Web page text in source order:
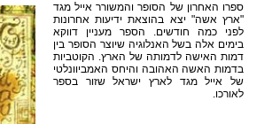
ספרו האחרון של הסופר והמשורר אייל מגד
"ארץ אשה" יצא בהוצאת ידיעות אחרונות
לפני כמה חודשים. הספר מעניין דווקא
בימים אלה בשל האנלוגיה שיוצר הסופר בין
דמות האישה לדמותה של הארץ. הקוטביות
בדמות האשה האהובה והיחס האמביוונלטי
של אייל מגד לארץ ישראל שזור בספר
לאורכו.